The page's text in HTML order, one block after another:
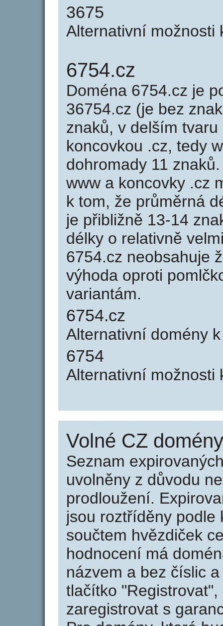
3675
Alternativní možnosti
6754.cz
Doména 6754.cz je
36754.cz (je bez
znaků, v delším
koncovkou .cz, tedy
dohromady 11
www a koncovky .cz
k tom, že průměrná
je přibližně 13-14
délky o relativně
6754.cz neobsahuje
výhoda oproti
variantám.
6754.cz
Alternativní domény
6754
Alternativní možnosti
Volné CZ
Seznam
uvolněny z důvodu
prodloužení.
jsou roztříděny podle
součtem hvězdiček
hodnocení má
názvem a bez číslic
tlačítko
zaregistrovat s